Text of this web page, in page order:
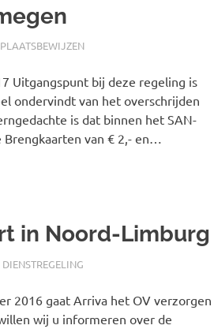
PLAATSBEWIJZEN
Uitgangspunt bij deze regeling is
ondervindt van het overschrijden
is dat binnen het SAN-
van € 2,- en…
in Noord-Limburg
DIENSTREGELING
2016 gaat Arriva het OV verzorgen
wij u informeren over de